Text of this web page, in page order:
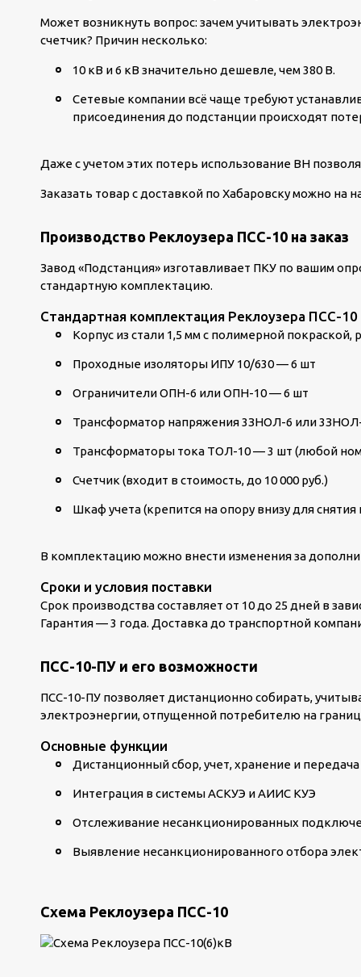
Может возникнуть вопрос: зачем учитывать
счетчик? Причин несколько:
10 кВ и 6 кВ значительно дешевле, чем 380 В.
Сетевые компании всё чаще требуют
присоединения до подстанции происходят
Даже с учетом этих потерь использование ВН
Заказать товар с доставкой по Хабаровску можно на
Производство Реклоузера ПСС-10 на заказ
Завод «Подстанция» изготавливает ПКУ по вашим
стандартную комплектацию.
Стандартная комплектация Реклоузера ПСС-10
Корпус из стали 1,5 мм с полимерной покраской,
Проходные изоляторы ИПУ 10/630 — 6 шт
Ограничители ОПН-6 или ОПН-10 — 6 шт
Трансформатор напряжения 3ЗНОЛ-6 или
Трансформаторы тока ТОЛ-10 — 3 шт (любой
Счетчик (входит в стоимость, до 10 000 руб.)
Шкаф учета (крепится на опору внизу для снятия
В комплектацию можно внести изменения за
Сроки и условия поставки
Срок производства составляет от 10 до 25 дней в
Гарантия — 3 года. Доставка до транспортной
ПСС-10-ПУ и его возможности
ПСС-10-ПУ позволяет дистанционно собирать,
электроэнергии, отпущенной потребителю на
Основные функции
Дистанционный сбор, учет, хранение и
Интеграция в системы АСКУЭ и АИИС КУЭ
Отслеживание несанкционированных
Выявление несанкционированного отбора
Схема Реклоузера ПСС-10